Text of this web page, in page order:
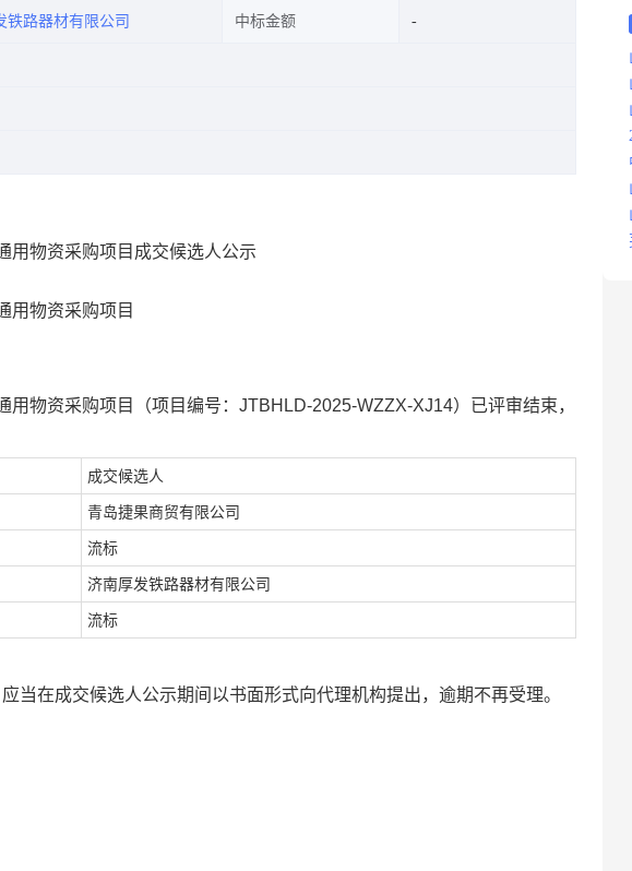
铁路器材有限公司 中标金额
用物资采购项目成交候选人公示
用物资采购项目
物资采购项目（项目编号：JTBHLD-2025-WZZX-XJ14）已评审结束，
成交候选人
青岛捷果商贸有限公司
流标
济南厚发铁路器材有限公司
流标
当在成交候选人公示期间以书面形式向代理机构提出，逾期不再受理。